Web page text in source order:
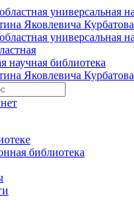
научная библиотека
Яковлевича Курбатова
библиотека